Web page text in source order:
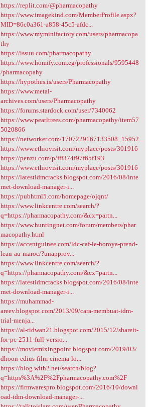
https://replit.com/@pharmacopathy
https://www.imagekind.com/MemberProfile.aspx?
MID=86c0a361-a858-45c5-afdc...
https://www.myminifactory.com/users/pharmacopa
thy
https://issuu.com/pharmacopathy
https://www.homify.com.eg/professionals/9595448
/pharmacopahy
https://hypothes.is/users/Pharmacopathy
https://www.metal-
archives.com/users/Pharmacopathy
https://forums.stardock.com/user/7340062
https://www.pearltrees.com/pharmacopathy/item57
5020866
https://networker.com/1707229167133508_15952
https://www.ethiovisit.com/myplace/posts/301916
https://penzu.com/p/fff374f97f65f193
https://www.ethiovisit.com/myplace/posts/301916
https://latestidmcracks.blogspot.com/2016/08/inte
rnet-download-manager-i...
https://pubhtml5.com/homepage/ojqnt/
https://www.linkcentre.com/search/?
q=https://pharmacopathy.com/&cx=partn...
https://www.huntingnet.com/forum/members/phar
macopathy.html
https://accentguinee.com/ldc-caf-le-horoya-prend-
leau-au-maroc/?unapprov...
https://www.linkcentre.com/search/?
q=https://pharmacopathy.com/&cx=partn...
https://latestidmcracks.blogspot.com/2016/08/inte
rnet-download-manager-i...
https://muhammad-
areev.blogspot.com/2013/09/cara-membuat-idm-
trial-menja...
https://al-ridwan21.blogspot.com/2015/12/shareit-
for-pc-2511-full-versio...
https://moviemixingpoint.blogspot.com/2019/03/
dhoon-edius-film-cinema-lo...
https://blog.with2.net/search/blog?
q=https%3A%2F%2Fpharmacopathy.com%2F
https://firmwarespro.blogspot.com/2016/10/downl
oad-idm-download-manager-...